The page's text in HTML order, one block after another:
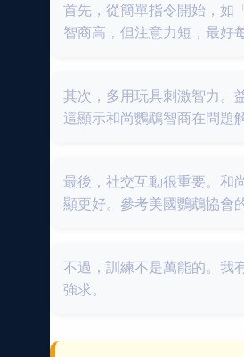
首先，從簡單指令開始，如
智商高，但注意力短，最好
其次，多用玩具刺激智力。
這顯示和尚鸚鵡智商在問題
最後，社交互動很重要。和
顯更好。參考美國鸚鵡協會
不過，訓練不是萬能的。我
強求。